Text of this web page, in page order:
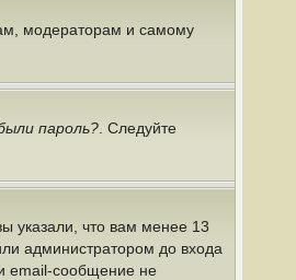
модераторам и самому
пароль? . Следуйте
указали, что вам менее 13
администратором до входа
email-сообщение не